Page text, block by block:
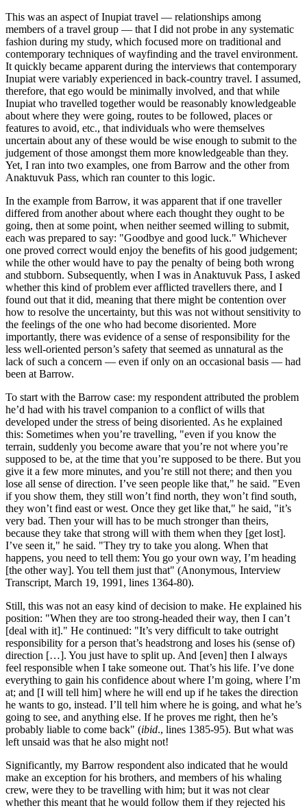
This was an aspect of Inupiat travel — relationships among
members of a travel group — that I did not probe in any systematic
fashion during my study, which focused more on traditional and
contemporary techniques of wayfinding and the travel environment.
It quickly became apparent during the interviews that contemporary
Inupiat were variably experienced in back-country travel. I assumed,
therefore, that ego would be minimally involved, and that while
Inupiat who travelled together would be reasonably knowledgeable
about where they were going, routes to be followed, places or
features to avoid, etc., that individuals who were themselves
uncertain about any of these would be wise enough to submit to the
judgement of those amongst them more knowledgeable than they.
Yet, I ran into two examples, one from Barrow and the other from
Anaktuvuk Pass, which ran counter to this logic.
In the example from Barrow, it was apparent that if one traveller
differed from another about where each thought they ought to be
going, then at some point, when neither seemed willing to submit,
each was prepared to say: "Goodbye and good luck." Whichever
one proved correct would enjoy the benefits of his good judgement;
while the other would have to pay the penalty of being both wrong
and stubborn. Subsequently, when I was in Anaktuvuk Pass, I asked
whether this kind of problem ever afflicted travellers there, and I
found out that it did, meaning that there might be contention over
how to resolve the uncertainty, but this was not without sensitivity to
the feelings of the one who had become disoriented. More
importantly, there was evidence of a sense of responsibility for the
less well-oriented person’s safety that seemed as unnatural as the
lack of such a concern — even if only on an occasional basis — had
been at Barrow.
To start with the Barrow case: my respondent attributed the problem
he’d had with his travel companion to a conflict of wills that
developed under the stress of being disoriented. As he explained
this: Sometimes when you’re travelling, "even if you know the
terrain, suddenly you become aware that you’re not where you’re
supposed to be, at the time that you’re supposed to be there. But you
give it a few more minutes, and you’re still not there; and then you
lose all sense of direction. I’ve seen people like that," he said. "Even
if you show them, they still won’t find north, they won’t find south,
they won’t find east or west. Once they get like that," he said, "it’s
very bad. Then your will has to be much stronger than theirs,
because they take that strong will with them when they [get lost].
I’ve seen it," he said. "They try to take you along. When that
happens, you need to tell them: You go your own way, I’m heading
[the other way]. You tell them just that" (Anonymous, Interview
Transcript, March 19, 1991, lines 1364-80).
Still, this was not an easy kind of decision to make. He explained his
position: "When they are too strong-headed their way, then I can’t
[deal with it]." He continued: "It’s very difficult to take outright
responsibility for a person that’s headstrong and loses his (sense of)
direction […]. You just have to split up. And [even] then I always
feel responsible when I take someone out. That’s his life. I’ve done
everything to gain his confidence about where I’m going, where I’m
at; and [I will tell him] where he will end up if he takes the direction
he wants to go, instead. I’ll tell him where he is going, and what he’s
going to see, and anything else. If he proves me right, then he’s
probably liable to come back" (ibid., lines 1385-95). But what was
left unsaid was that he also might not!
Significantly, my Barrow respondent also indicated that he would
make an exception for his brothers, and members of his whaling
crew, were they to be travelling with him; but it was not clear
whether this meant that he would follow them if they rejected his